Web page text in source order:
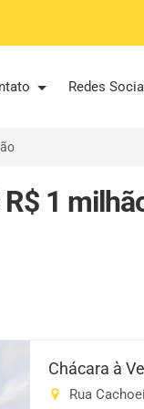
Redes
1
Chácara à
Rua